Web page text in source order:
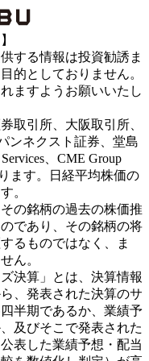
する情報は投資勧誘ま
的としておりません。
ますようお願いいたし
取引所、大阪取引所、
ンネクスト証券、堂島
、CME Group
ます。日経平均株価の
。
の銘柄の過去の株価推
であり、その銘柄の将
るものではなく、ま
ん。
決算」とは、決算情報
、発表された決算のサ
半期であるか、業績予
及びそこで発表された
表した業績予想・配当